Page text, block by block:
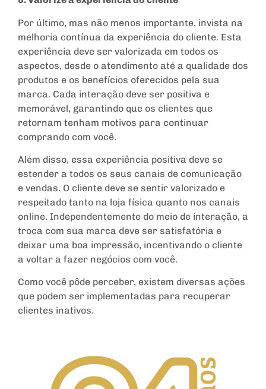
Por último, mas não menos importante, invista na
melhoria contínua da experiência do cliente. Esta
experiência deve ser valorizada em todos os
aspectos, desde o atendimento até a qualidade dos
produtos e os benefícios oferecidos pela sua
marca. Cada interação deve ser positiva e
memorável, garantindo que os clientes que
retornam tenham motivos para continuar
comprando com você.
Além disso, essa experiência positiva deve se
estender a todos os seus canais de comunicação
e vendas. O cliente deve se sentir valorizado e
respeitado tanto na loja física quanto nos canais
online. Independentemente do meio de interação, a
troca com sua marca deve ser satisfatória e
deixar uma boa impressão, incentivando o cliente
a voltar a fazer negócios com você.
Como você pôde perceber, existem diversas ações
que podem ser implementadas para recuperar
clientes inativos.